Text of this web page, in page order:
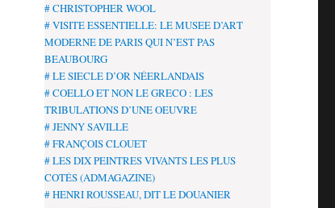
# CHRISTOPHER WOOL
# VISITE ESSENTIELLE: LE MUSEE D’ART
MODERNE DE PARIS QUI N’EST PAS
BEAUBOURG
# LE SIECLE D’OR NÉERLANDAIS
# COELLO ET NON LE GRECO : LES
TRIBULATIONS D’UNE OEUVRE
# JENNY SAVILLE
# FRANÇOIS CLOUET
# LES DIX PEINTRES VIVANTS LES PLUS
COTÉS (ADMAGAZINE)
# HENRI ROUSSEAU, DIT LE DOUANIER